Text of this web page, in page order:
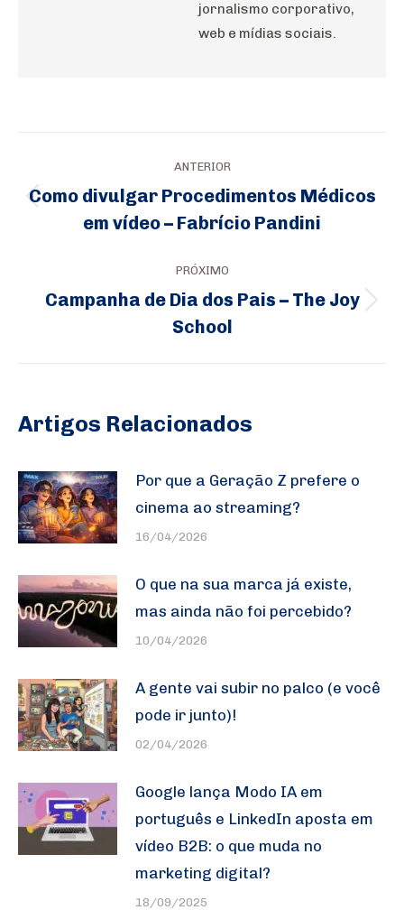
jornalismo corporativo,
web e mídias sociais.
de
post:
ANTERIOR
Como divulgar Procedimentos Médicos
em vídeo – Fabrício Pandini
PRÓXIMO
Campanha de Dia dos Pais – The Joy
School
Artigos Relacionados
Por que a Geração Z prefere o
cinema ao streaming?
16/04/2026
O que na sua marca já existe,
mas ainda não foi percebido?
10/04/2026
A gente vai subir no palco (e você
pode ir junto)!
02/04/2026
Google lança Modo IA em
português e LinkedIn aposta em
vídeo B2B: o que muda no
marketing digital?
18/09/2025